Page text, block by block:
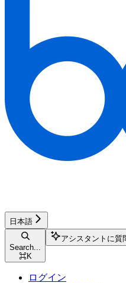
日本語
Search...
⌘K
アシスタントに質
ログイン